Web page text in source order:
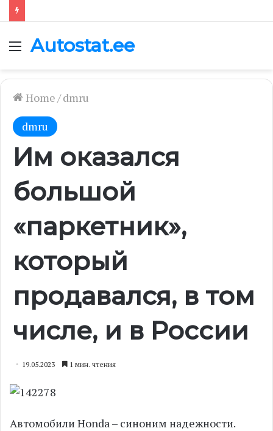
Menu
Autostat.ee
Home/dmru
dmru
Им оказался
большой
«паркетник»,
который
продавался, в том
числе, и в России
19.05.2023 1 мин. чтения
Автомобили Honda – синоним надежности.